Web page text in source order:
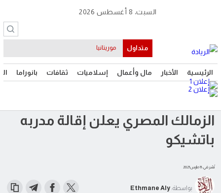
الرئيسية الأخبار مال وأعمال إسلاميات ثقافات بانوراما
السبت، 8 أغسطس 2026
متداول موريتانيا
الزمالك المصري يعلن إقالة مدربه
باتشيكو
نُشر في: 11 مارس 2021
بواسطة: Ethmane Aly